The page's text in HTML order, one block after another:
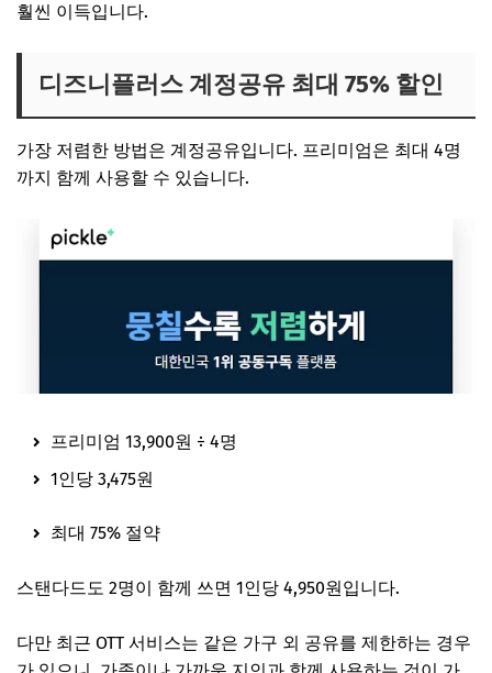
훨씬 이득입니다.
디즈니플러스 계정공유 최대 75% 할인
가장 저렴한 방법은 계정공유입니다. 프리미엄은 최대 4명
까지 함께 사용할 수 있습니다.
프리미엄 13,900원 ÷ 4명
1인당 3,475원
최대 75% 절약
스탠다드도 2명이 함께 쓰면 1인당 4,950원입니다.
다만 최근 OTT 서비스는 같은 가구 외 공유를 제한하는 경우